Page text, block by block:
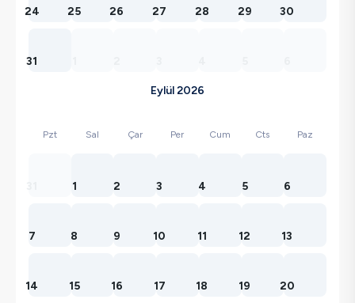
24 25 26 27 28 29 30
31
Eylül 2026
Pzt Sal Çar Per Cum Cts Paz
1 2 3 4 5 6
7 8 9 10 11 12 13
14 15 16 17 18 19 20